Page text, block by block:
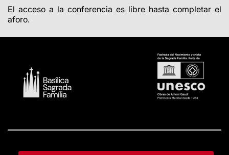
El acceso a la conferencia es libre hasta completar el
aforo.